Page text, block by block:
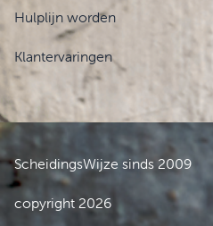
Hulplijn worden
Klantervaringen
ScheidingsWijze sinds 2009
copyright 2026